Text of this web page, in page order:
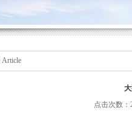
Article
点击次数：